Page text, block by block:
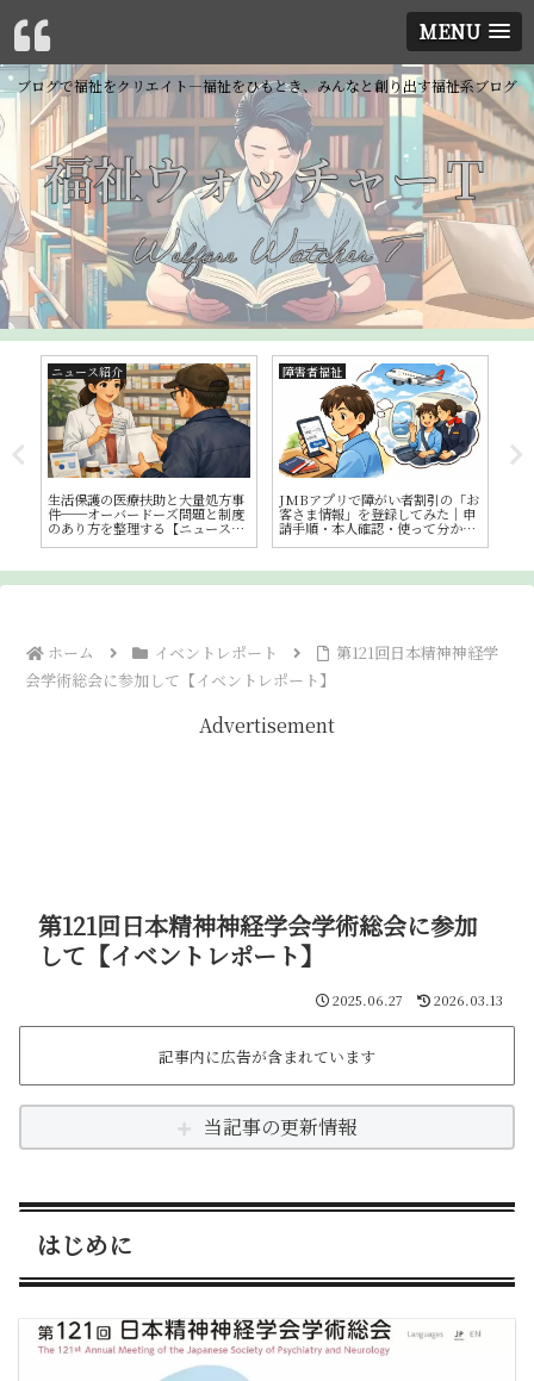
MENU
ブログで福祉をクリエイト―福祉をひもとき、みんなと創り出す福祉系ブログ
ニュース紹介
生活保護の医療扶助と大量処方事
件──オーバードーズ問題と制度
のあり方を整理する【ニュース紹
障害者福祉
JMBアプリで障がい者割引の「お
客さま情報」を登録してみた｜申
請手順・本人確認・使って分かっ
ホーム イベントレポート
第121回日本精神神経学
会学術総会に参加して【イベントレポート】
Advertisement
第121回日本精神神経学会学術総会に参加
して【イベントレポート】
2025.06.27 2026.03.13
記事内に広告が含まれています
当記事の更新情報
はじめに